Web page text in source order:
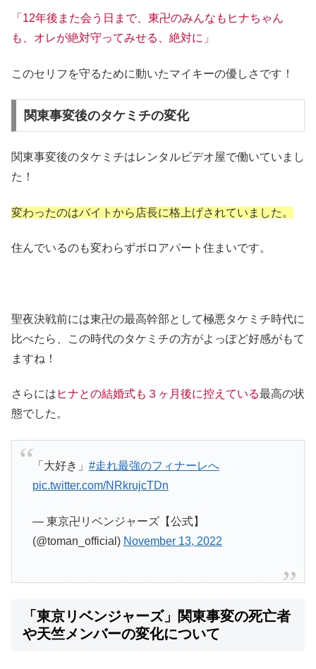
「12年後また会う日まで、東卍のみんなもヒナちゃん
も、オレが絶対守ってみせる、絶対に」
このセリフを守るために動いたマイキーの優しさです！
関東事変後のタケミチの変化
関東事変後のタケミチはレンタルビデオ屋で働いていまし
た！
変わったのはバイトから店長に格上げされていました。
住んでいるのも変わらずボロアパート住まいです。
聖夜決戦前には東卍の最高幹部として極悪タケミチ時代に
比べたら、この時代のタケミチの方がよっぽど好感がもて
ますね！
さらには ヒナとの結婚式も３ヶ月後に控えている最高の状
態でした。
「大好き」 #走れ最強のフィナーレへ
pic.twitter.com/NRkrujcTDn
— 東京卍リベンジャーズ【公式】
(@toman_official) November 13, 2022
「東京リベンジャーズ」関東事変の死亡者
や天竺メンバーの変化について